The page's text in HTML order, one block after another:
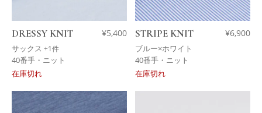
DRESSY KNIT
サックス +1件
¥5,400
40番手・ニット
在庫切れ
STRIPE KNIT
ブルー×ホワイト
¥6,900
40番手・ニット
在庫切れ